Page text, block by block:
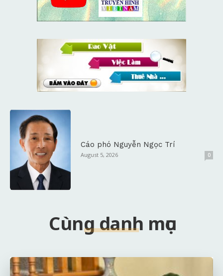
Cáo phó Nguyễn Ngọc Trí
August 5, 2026 0
Cùng danh mục